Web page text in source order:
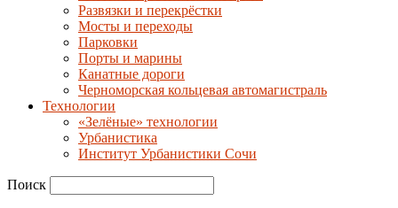
Развязки и перекрёстки
Мосты и переходы
Парковки
Порты и марины
Канатные дороги
Черноморская кольцевая автомагистраль
Технологии
«Зелёные» технологии
Урбанистика
Институт Урбанистики Сочи
Поиск